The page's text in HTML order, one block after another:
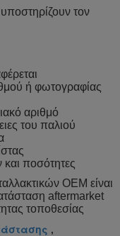
τον
ή φωτογραφίας
αριθμό
του παλιού
και ποσότητες
OEM είναι
aftermarket
τοποθεσίας
,